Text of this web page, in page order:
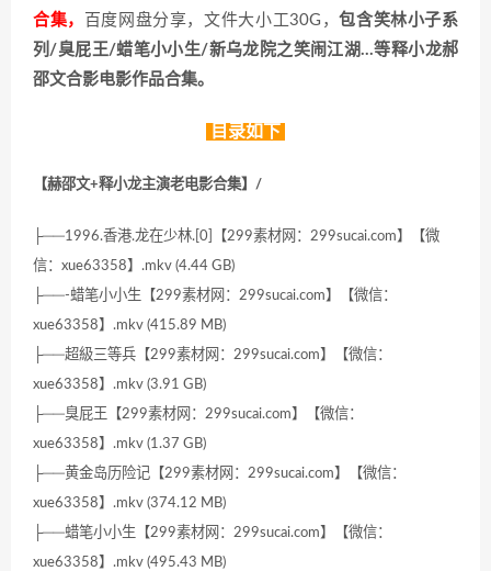
合集，
百度网盘分享，文件大小工30G，包含笑林小子系
列/臭屁王/蜡笔小小生/新乌龙院之笑闹江湖…等释小龙郝
邵文合影电影作品合集。
目录如下
【赫邵文+释小龙主演老电影合集】/
├──1996.香港.龙在少林.[0]【299素材网：299sucai.com】【微
信：xue63358】.mkv (4.44 GB)
├──-蜡笔小小生【299素材网：299sucai.com】【微信：
xue63358】.mkv (415.89 MB)
├──超級三等兵【299素材网：299sucai.com】【微信：
xue63358】.mkv (3.91 GB)
├──臭屁王【299素材网：299sucai.com】【微信：
xue63358】.mkv (1.37 GB)
├──黄金岛历险记【299素材网：299sucai.com】【微信：
xue63358】.mkv (374.12 MB)
├──蜡笔小小生【299素材网：299sucai.com】【微信：
xue63358】.mkv (495.43 MB)